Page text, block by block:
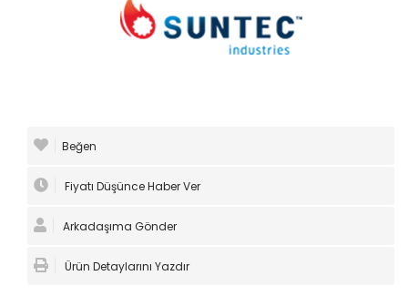
Beğen
Fiyatı Düşünce Haber Ver
Arkadaşıma Gönder
Ürün Detaylarını Yazdır